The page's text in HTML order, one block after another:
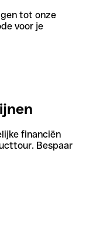
tot onze
voor je
financiën
Bespaar